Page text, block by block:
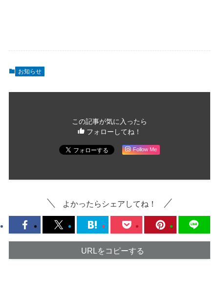
お知らせ
この記事が気に入ったら
フォローしてね！
Follow Me
よかったらシェアしてね！
URLをコピーする